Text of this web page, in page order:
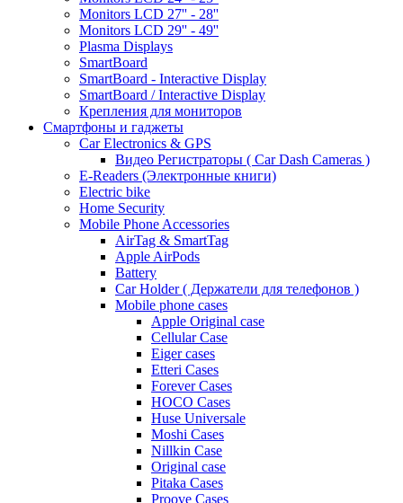
Monitors LCD 27'' - 28''
Monitors LCD 29'' - 49''
Plasma Displays
SmartBoard
SmartBoard - Interactive Display
SmartBoard / Interactive Display
Крепления для мониторов
Смартфоны и гаджеты
Car Electronics & GPS
Видео Регистраторы ( Car Dash Cameras )
E-Readers (Электронные книги)
Electric bike
Home Security
Mobile Phone Accessories
AirTag & SmartTag
Apple AirPods
Battery
Car Holder ( Держатели для телефонов )
Mobile phone cases
Apple Original case
Cellular Case
Eiger cases
Etteri Cases
Forever Cases
HOCO Cases
Huse Universale
Moshi Cases
Nillkin Case
Original case
Pitaka Cases
Proove Cases